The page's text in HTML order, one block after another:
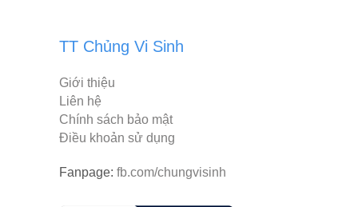
TT Chủng Vi Sinh
Giới thiệu
Liên hệ
Chính sách bảo mật
Điều khoản sử dụng
Fanpage: fb.com/chungvisinh